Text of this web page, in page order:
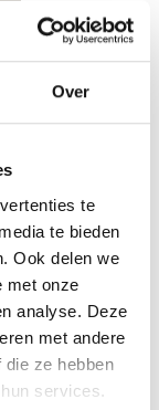
Over
te
te bieden
Ook delen we
met onze
analyse. Deze
met andere
ze hebben
services.
die u